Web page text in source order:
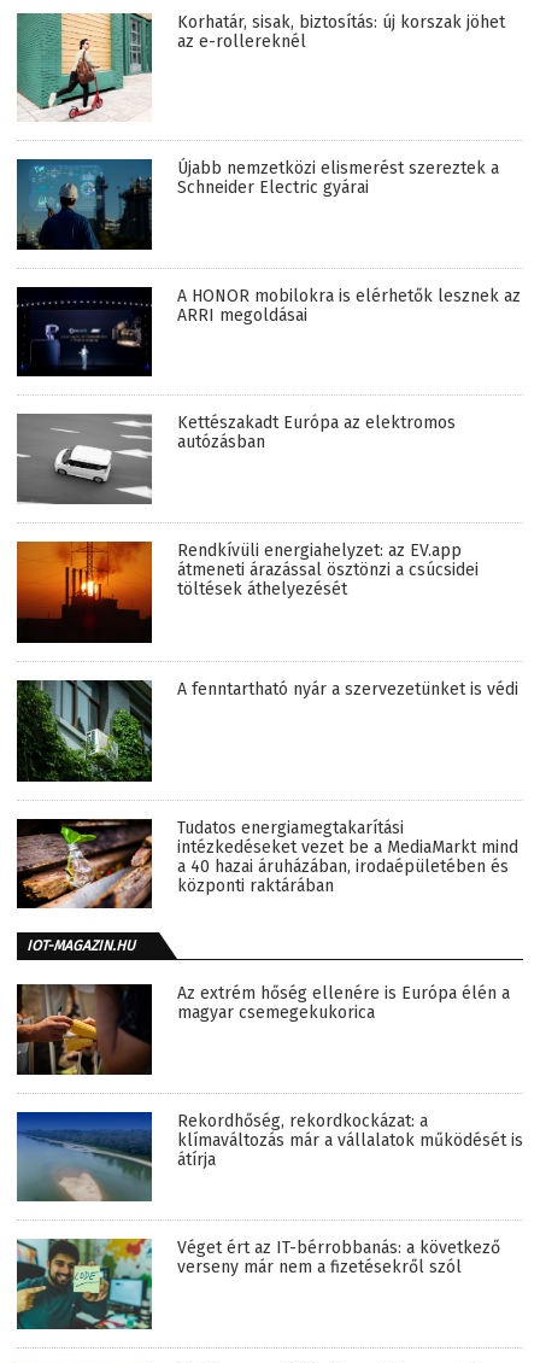
Korhatár, sisak, biztosítás: új korszak jöhet
az e-rollereknél
Újabb nemzetközi elismerést szereztek a
Schneider Electric gyárai
A HONOR mobilokra is elérhetők lesznek az
ARRI megoldásai
Kettészakadt Európa az elektromos
autózásban
Rendkívüli energiahelyzet: az EV.app
átmeneti árazással ösztönzi a csúcsidei
töltések áthelyezését
A fenntartható nyár a szervezetünket is védi
Tudatos energiamegtakarítási
intézkedéseket vezet be a MediaMarkt mind
a 40 hazai áruházában, irodaépületében és
központi raktárában
IOT-MAGAZIN.HU
Az extrém hőség ellenére is Európa élén a
magyar csemegekukorica
Rekordhőség, rekordkockázat: a
klímaváltozás már a vállalatok működését is
átírja
Véget ért az IT-bérrobbanás: a következő
verseny már nem a fizetésekről szól